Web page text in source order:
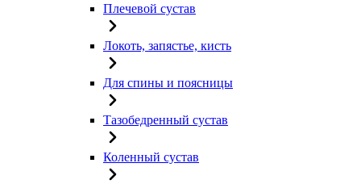
Плечевой сустав
Локоть, запястье, кисть
Для спины и поясницы
Тазобедренный сустав
Коленный сустав